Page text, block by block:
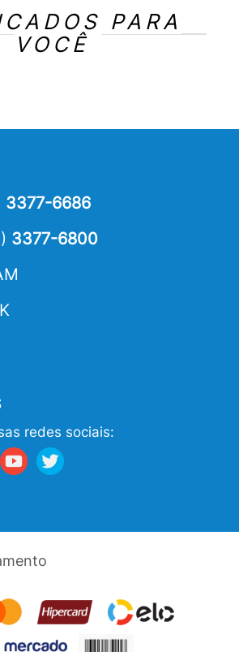
PARA
VOCÊ
3377-6686
3377-6800
redes sociais: